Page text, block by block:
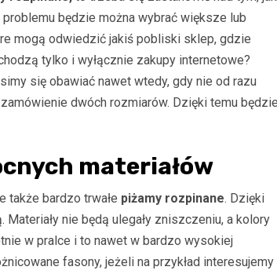
będzie można wybrać większe lub
mogą odwiedzić jakiś pobliski sklep, gdzie
tylko i wyłącznie zakupy internetowe?
się obawiać nawet wtedy, gdy nie od razu
dwóch rozmiarów. Dzięki temu
materiałów
także bardzo trwałe piżamy rozpinane. Dzięki
nie będą ulegały zniszczeniu, a kolory
w pralce i to nawet w bardzo wysokiej
fasony, jeżeli na przykład interesujemy